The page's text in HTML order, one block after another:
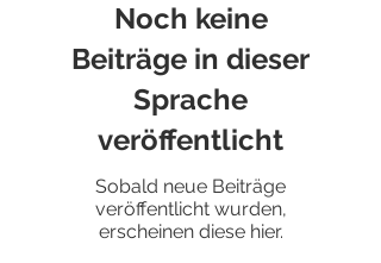
Noch keine
Beiträge in dieser
Sprache
veröffentlicht
Sobald neue Beiträge
veröffentlicht wurden,
erscheinen diese hier.